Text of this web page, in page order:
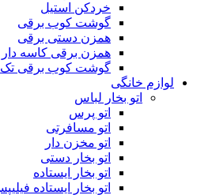
خردکن استیل
گوشت کوب برقی
همزن دستی برقی
همزن برقی کاسه دار
گوشت کوب برقی تک
لوازم خانگی
اتو بخار لباس
اتو پرس
اتو مسافرتی
اتو مخزن دار
اتو بخار دستی
اتو بخار ایستاده
اتو بخار ایستاده